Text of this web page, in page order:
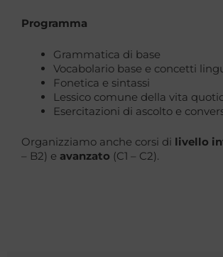
Programma
Grammatica di base
Vocabolario base e concetti
Fonetica e sintassi
Lessico comune della vita
Esercitazioni di ascolto e
Organizziamo anche corsi di livello
– B2) e avanzato (C1 – C2).